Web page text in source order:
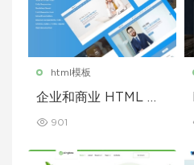
html模板
企业和商业 HTML 模
901